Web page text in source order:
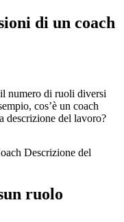
di un coach
numero di ruoli diversi
cos’è un coach
descrizione del lavoro?
Descrizione del
ruolo